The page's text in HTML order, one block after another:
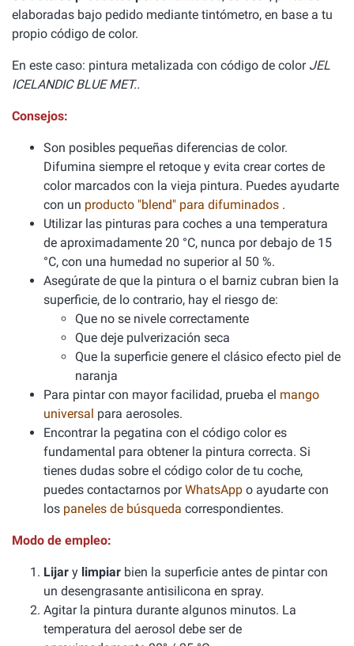
elaboradas bajo pedido mediante tintómetro, en base a tu
propio código de color.
En este caso: pintura metalizada con código de color JEL
ICELANDIC BLUE MET..
Consejos:
Son posibles pequeñas diferencias de color.
Difumina siempre el retoque y evita crear cortes de
color marcados con la vieja pintura. Puedes ayudarte
con un producto "blend" para difuminados .
Utilizar las pinturas para coches a una temperatura
de aproximadamente 20 °C, nunca por debajo de 15
°C, con una humedad no superior al 50 %.
Asegúrate de que la pintura o el barniz cubran bien la
superficie, de lo contrario, hay el riesgo de:
Que no se nivele correctamente
Que deje pulverización seca
Que la superficie genere el clásico efecto piel de
naranja
Para pintar con mayor facilidad, prueba el mango
universal para aerosoles.
Encontrar la pegatina con el código color es
fundamental para obtener la pintura correcta. Si
tienes dudas sobre el código color de tu coche,
puedes contactarnos porWhatsApp o ayudarte con
los paneles de búsqueda correspondientes.
Modo de empleo:
Lijar y limpiar bien la superficie antes de pintar con
un desengrasante antisilicona en spray.
Agitar la pintura durante algunos minutos. La
temperatura del aerosol debe ser de